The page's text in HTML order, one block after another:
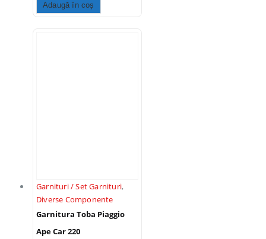
Adaugă în coș
Garnituri / Set Garnituri,
Diverse Componente
Garnitura Toba Piaggio
Ape Car 220